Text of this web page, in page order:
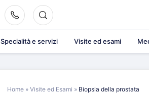
Specialità e servizi Visite ed esami
Home » Visite ed Esami » Biopsia della prostata